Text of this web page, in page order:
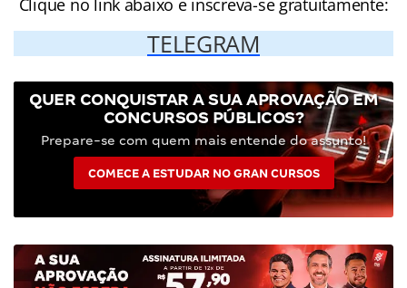
Clique no link abaixo e inscreva-se gratuitamente:
TELEGRAM
QUER CONQUISTAR A SUA APROVAÇÃO EM
CONCURSOS PÚBLICOS?
Prepare-se com quem mais entende do assunto!
COMECE A ESTUDAR NO GRAN CURSOS